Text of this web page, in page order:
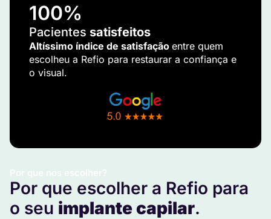
Por que nos escolher?
Por que escolher a Refio para
o seu implante capilar.
100%
Pacientes satisfeitos
Altíssimo índice de satisfação entre quem
escolheu a Refio para restaurar a confiança e
o visual.